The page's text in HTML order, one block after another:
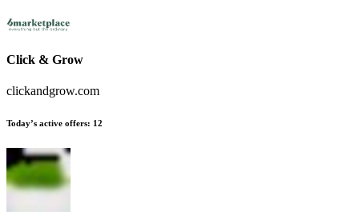
Click & Grow
clickandgrow.com
Today’s active offers: 12